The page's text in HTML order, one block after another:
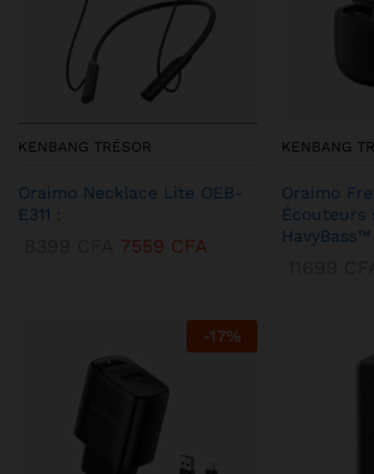
KENBANG TRÉSOR
Oraimo Necklace Lite OEB-
E311 :
7559 CFA
KENBANG
Oraimo
Écouteurs
HavyBass™
-17%